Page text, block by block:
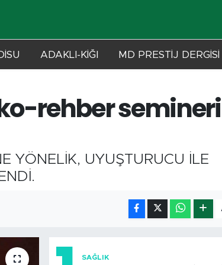
ADAKLI-KİĞI MD PRESTİJ DERGİSİ
rehber semineri
YÖNELİK, UYUŞTURUCU İLE
SAĞLIK